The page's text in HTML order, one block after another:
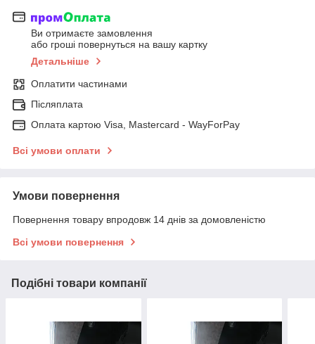
Ви отримаєте замовлення
або гроші повернуться на вашу картку
Детальніше
Оплатити частинами
Післяплата
Оплата картою Visa, Mastercard - WayForPay
Всі умови оплати
Умови повернення
Повернення товару впродовж 14 днів за домовленістю
Всі умови повернення
Подібні товари компанії